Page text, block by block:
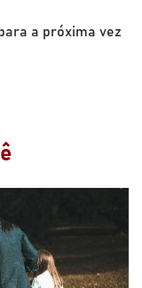
a próxima vez